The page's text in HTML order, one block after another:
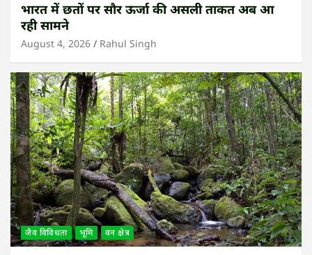
भारत में छतों पर सौर ऊर्जा की असली ताकत अब आ
रही सामने
August 4, 2026 Rahul Singh
जैव विविधता भूमि वन क्षेत्र